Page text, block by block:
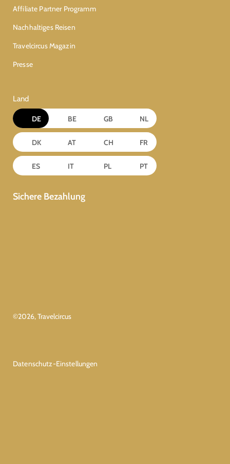
Affiliate Partner Programm
Nachhaltiges Reisen
Travelcircus Magazin
Presse
Land
DE BE GB NL
DK AT CH FR
ES IT PL PT
Sichere Bezahlung
©2026, Travelcircus
Datenschutz-Einstellungen